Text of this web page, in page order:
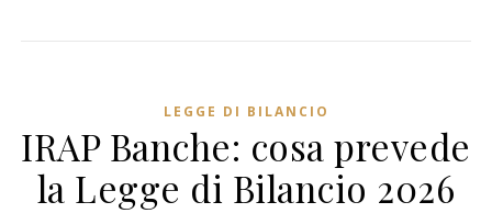
LEGGE DI BILANCIO
IRAP Banche: cosa prevede
la Legge di Bilancio 2026